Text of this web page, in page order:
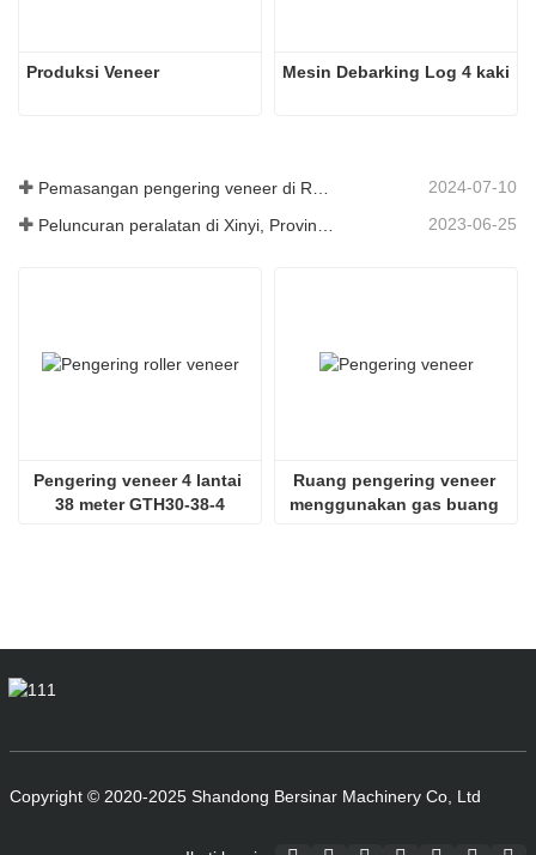
Produksi Veneer Mesin Debarking Log 4 kaki
2024-07-10
Peluncuran peralatan di Xinyi, Provinsi Guizhou, Tiongkok 2023-06-25
Pengering veneer 4 lantai
38 meter GTH30-38-4
Ruang pengering veneer
menggunakan gas buang
Copyright © 2020-2025 Shandong Bersinar Machinery Co, Ltd